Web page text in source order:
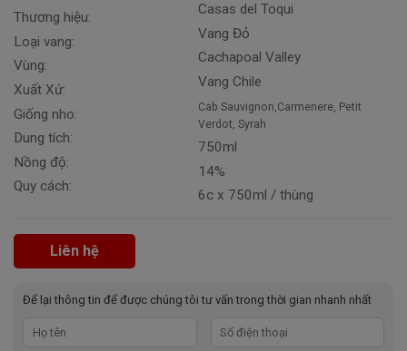
Thương hiệu:
Loại vang:
Vùng:
Xuất Xứ:
Giống nho:
Dung tích:
Nồng độ:
Quy cách:
Casas del Toqui
Vang Đỏ
Cachapoal Valley
Vang Chile
Cab Sauvignon,Carmenere, Petit
Verdot, Syrah
750ml
14%
6c x 750ml / thùng
Liên hệ
Để lại thông tin để được chúng tôi tư vấn trong thời gian nhanh nhất